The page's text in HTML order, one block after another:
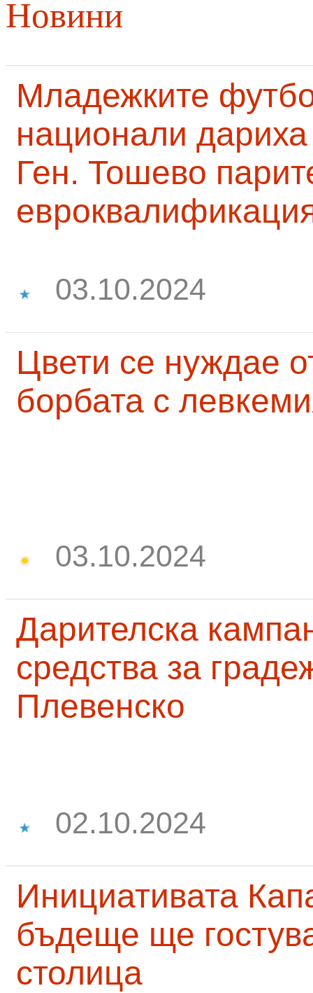
Новини
Младежките
национали
Ген. Тошево
03.10.2024
Цвети се нуждае
борбата с
03.10.2024
Дарителска
средства за
Плевенско
02.10.2024
Инициативата
бъдеще ще
столица